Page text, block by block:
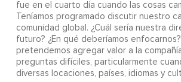
fue en el cuarto día cuando las cosas
Teníamos programado discutir nuestro
comunidad global. ¿Cuál sería nuestra
futuro? ¿En qué deberíamos enfocarnos?
pretendemos agregar valor a la
preguntas difíciles, particularmente
diversas locaciones, países, idiomas y